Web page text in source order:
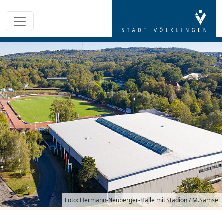
Foto: Hermann-Neuberger-Halle mit Stadion / M.Samsel